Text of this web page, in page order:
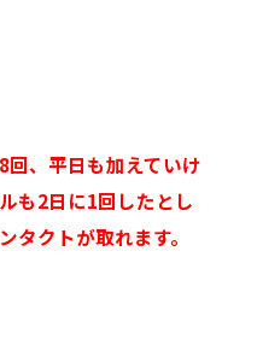
、平日も加えていけ
も2日に1回したとし
タクトが取れます。